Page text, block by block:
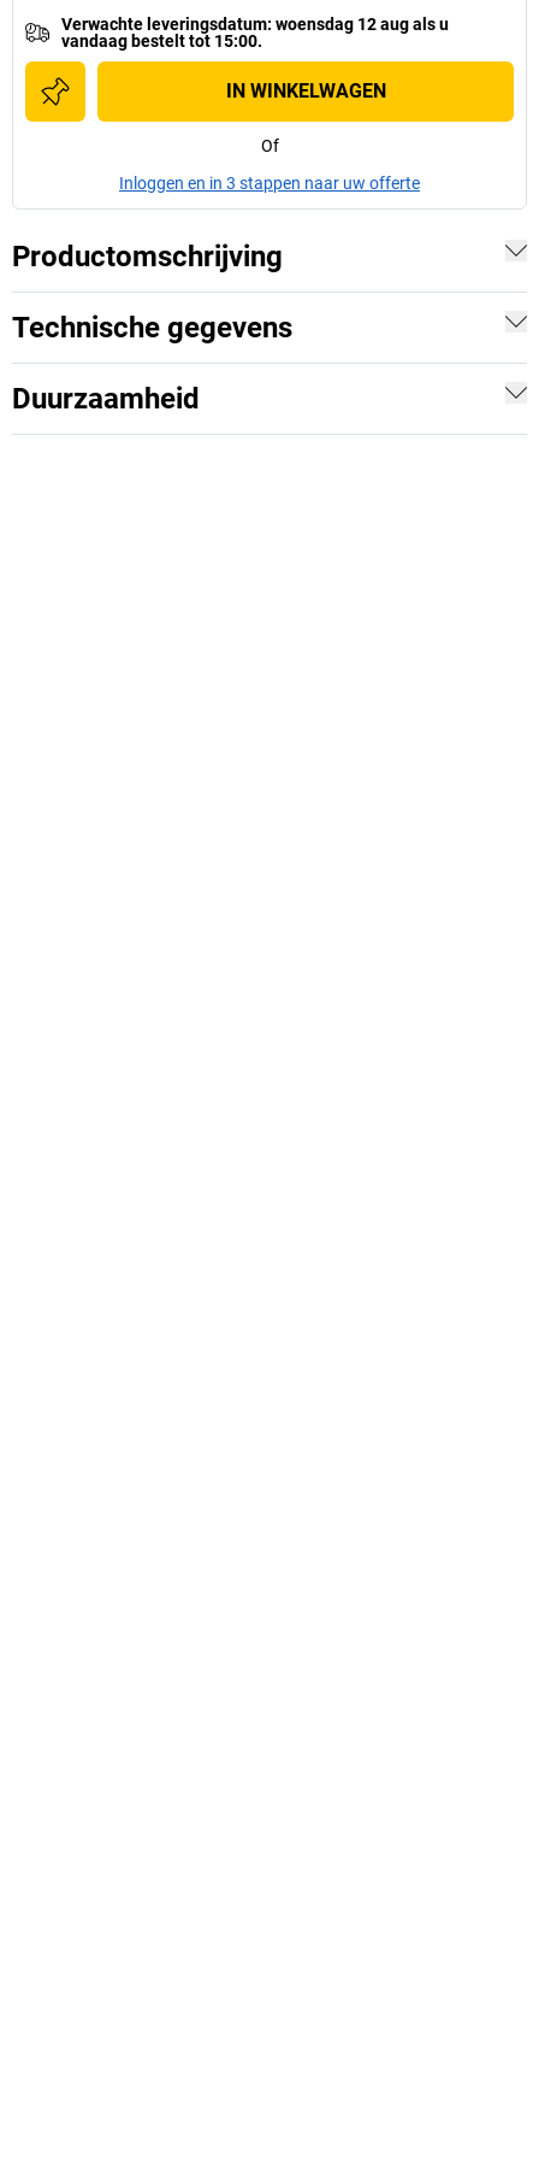
Verwachte leveringsdatum: woensdag 12 augals u
vandaag bestelt tot 15:00.
IN WINKELWAGEN
Of
Inloggen en in 3 stappen naar uw offerte
Productomschrijving
Technische gegevens
Duurzaamheid